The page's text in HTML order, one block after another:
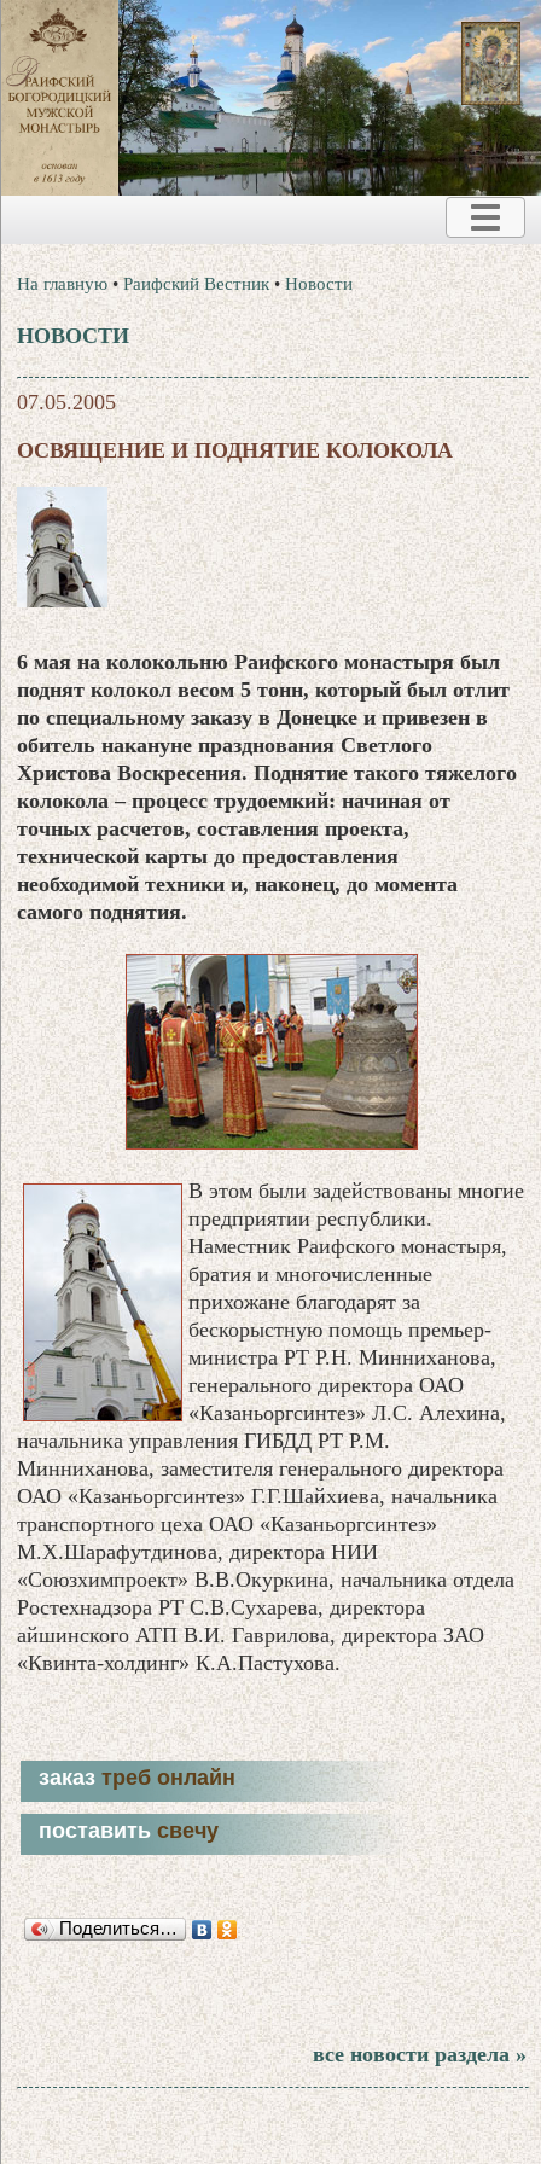
На главную •Раифский Вестник •Новости
НОВОСТИ
07.05.2005
ОСВЯЩЕНИЕ И ПОДНЯТИЕ КОЛОКОЛА
6 мая на колокольню Раифского монастыря был
поднят колокол весом 5 тонн, который был отлит
по специальному заказу в Донецке и привезен в
обитель накануне празднования Светлого
Христова Воскресения. Поднятие такого тяжелого
колокола – процесс трудоемкий: начиная от
точных расчетов, составления проекта,
технической карты до предоставления
необходимой техники и, наконец, до момента
самого поднятия.
В этом были задействованы многие
предприятии республики.
Наместник Раифского монастыря,
братия и многочисленные
прихожане благодарят за
бескорыстную помощь премьер-
министра РТ Р.Н. Минниханова,
генерального директора ОАО
«Казаньоргсинтез» Л.С. Алехина,
начальника управления ГИБДД РТ Р.М.
Минниханова, заместителя генерального директора
ОАО «Казаньоргсинтез» Г.Г.Шайхиева, начальника
транспортного цеха ОАО «Казаньоргсинтез»
М.Х.Шарафутдинова, директора НИИ
«Союзхимпроект» В.В.Окуркина, начальника отдела
Ростехнадзора РТ С.В.Сухарева, директора
айшинского АТП В.И. Гаврилова, директора ЗАО
«Квинта-холдинг» К.А.Пастухова.
заказтреб онлайн
поставитьсвечу
Поделиться…
все новости раздела »